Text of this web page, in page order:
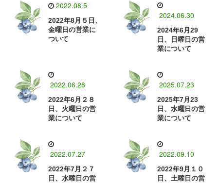
2022.08.5
2022年8月５日、
金曜日の営業に
ついて
2024.06.30
2024年6月29
日、日曜日の営
業について
2022.06.28
2022年6月２８
日、火曜日の営
業について
2025.07.23
2025年7月23
日、水曜日の営
業について
2022.07.27
2022年7月２７
日、水曜日の営
2022.09.10
2022年9月１０
日、土曜日の営